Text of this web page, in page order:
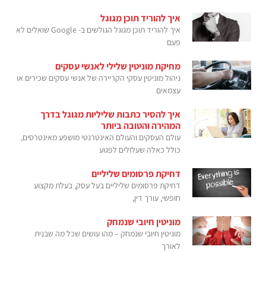
איך להוריד תוכן מגוגל
איך להוריד תוכן מגוגל הגולשים ב- Google שואלים לא
פעם
מחיקת מוניטין שלילי לאנשי עסקים
ניהול מוניטין עסקי הקריירה של אנשי עסקים שכירים או
עצמאים
איך להסיר כתבות שליליות מגוגל בדרך
המהירה והטובה ביותר
עולם העסקים והעולם האינטרנטי מושפע מאינטרסים,
כולל כאלה שעלולים לפגוע
דחיקת פרסומים שליליים
דחיקת פרסומים שליליים בעל עסק, בעלת מקצוע
חופשי, עורך דין,
מוניטין חיובי שנמחק
מוניטין חיובי שנמחק – מהו עושים שכל מה שבנית
לאורך